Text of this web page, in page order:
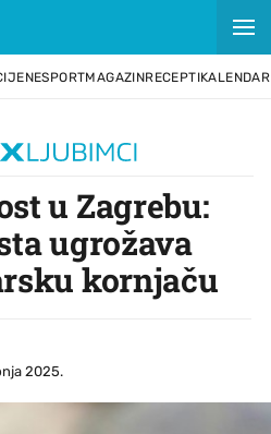
SPORTMAGAZINRECEPTIKALENDAR
u Zagrebu:
ugrožava
kornjaču
2025.